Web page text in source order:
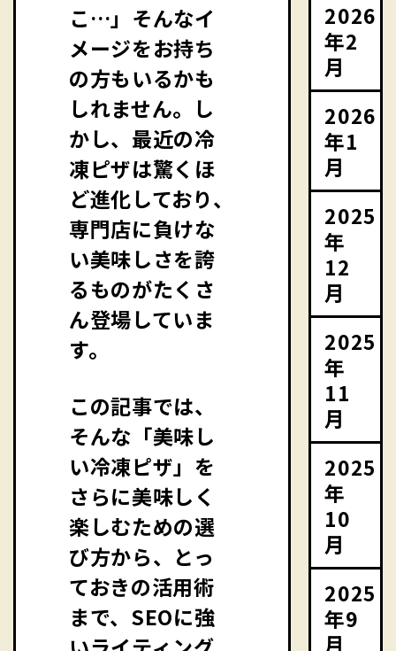
こ…」そんなイ
メージをお持ち
の方もいるかも
しれません。し
かし、最近の冷
凍ピザは驚くほ
ど進化しており、
専門店に負けな
い美味しさを誇
るものがたくさ
ん登場していま
す。
この記事では、
そんな「美味し
い冷凍ピザ」を
さらに美味しく
楽しむための選
び方から、とっ
ておきの活用術
まで、SEOに強
2026
年2
月
2026
年1
月
2025
年
12
月
2025
年
11
月
2025
年
10
月
2025
年9
月